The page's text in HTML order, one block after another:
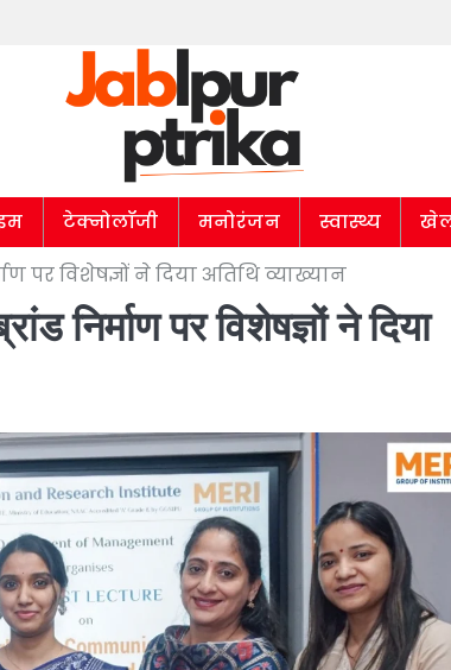
टेक्नोलॉजी मनोरंजन स्वास्थ्य
पर विशेषज्ञों ने दिया अतिथि व्याख्यान
निर्माण पर विशेषज्ञों ने दिया